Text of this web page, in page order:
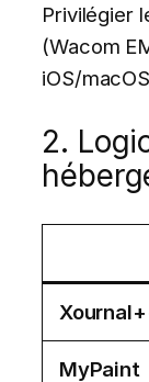
Privilégier
(Wacom
iOS/
2.
MyPaint